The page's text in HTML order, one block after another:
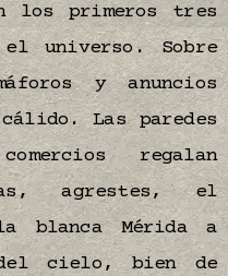
los primeros tres
el universo. Sobre
y anuncios
Las paredes
regalan
agrestes, el
blanca Mérida a
cielo, bien de